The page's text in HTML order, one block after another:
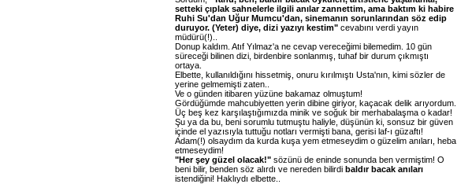
setteki çıplak sahnelerle ilgili anılar zannettim, ama baktım ki habire
Ruhi Su'dan Uğur Mumcu'dan, sinemanın sorunlarından söz edip
duruyor. (Yeter) diye, dizi yazıyı kestim" cevabını verdi yayın
müdürü(!)..
Donup kaldım. Atıf Yılmaz'a ne cevap vereceğimi bilemedim. 10 gün
süreceği bilinen dizi, birdenbire sonlanmış, tuhaf bir durum çıkmıştı
ortaya.
Elbette, kullanıldığını hissetmiş, onuru kırılmıştı Usta'nın, kimi sözler de
yerine gelmemişti zaten..
Ve o günden itibaren yüzüne bakamaz olmuştum!
Gördüğümde mahcubiyetten yerin dibine giriyor, kaçacak delik arıyordum.
Üç beş kez karşılaştığımızda minik ve soğuk bir merhabalaşma o kadar!
Şu ya da bu, beni sorumlu tutmuştu haliyle, düşünün ki, sonsuz bir güven
içinde el yazısıyla tuttuğu notları vermişti bana, gerisi laf-ı güzaftı!
Adam(!) olsaydım da kurda kuşa yem etmeseydim o güzelim anıları, heba
etmeseydim!
"Her şey güzel olacak!" sözünü de eninde sonunda ben vermiştim! O
beni bilir, benden söz alırdı ve nereden bilirdi baldır bacak anıları
istendiğini! Haklıydı elbette..